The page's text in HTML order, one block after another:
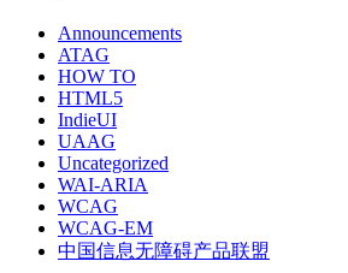
Announcements
ATAG
HOW TO
HTML5
IndieUI
UAAG
Uncategorized
WAI-ARIA
WCAG
WCAG-EM
中国信息无障碍产品联盟